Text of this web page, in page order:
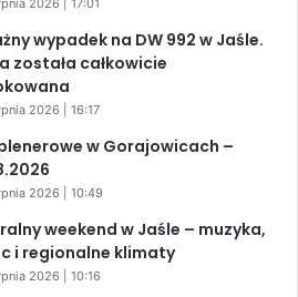
2026 | 17:01
wypadek na DW 992 w Jaśle.
została całkowicie
2026 | 16:17
w Gorajowicach –
2026 | 10:49
weekend w Jaśle – muzyka,
i regionalne klimaty
2026 | 10:16